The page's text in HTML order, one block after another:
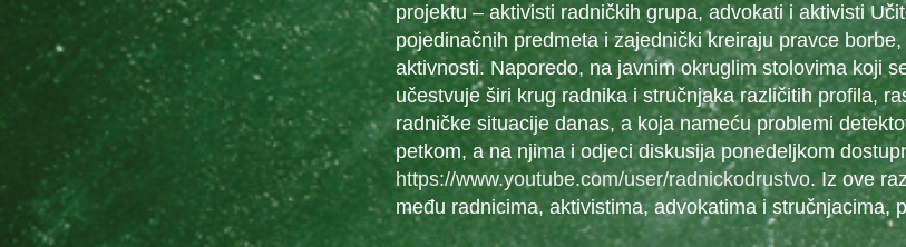
projektu – aktivisti radničkih grupa, advokati i aktivisti
pojedinačnih predmeta i zajednički kreiraju pravce
aktivnosti. Naporedo, na javnim okruglim stolovima koji
učestvuje širi krug radnika i stručnjaka različitih profila,
radničke situacije danas, a koja nameću problemi
petkom, a na njima i odjeci diskusija ponedeljkom
https://www.youtube.com/user/radnickodrustvo. Iz ove
među radnicima, aktivistima, advokatima i stručnjacima,